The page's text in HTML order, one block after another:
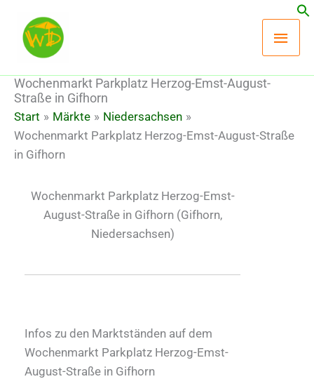
Inhalt
springen
Wochenmarkt Parkplatz Herzog-Emst-August-
Straße in Gifhorn
Start Märkte
Niedersachsen
Wochenmarkt Parkplatz Herzog-Emst-August-Straße
in Gifhorn
Wochenmarkt Parkplatz Herzog-Emst-
August-Straße in Gifhorn(Gifhorn,
Niedersachsen)
Infos zu den Marktständen auf dem
Wochenmarkt Parkplatz Herzog-Emst-
August-Straße in Gifhorn